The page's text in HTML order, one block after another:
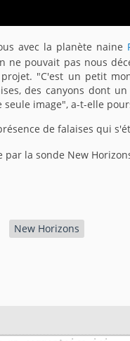
avec la planète naine
ne pouvait pas nous
"C'est un petit
des canyons dont
seule image", a-t-elle
de falaises qui
par la sonde New
New Horizons